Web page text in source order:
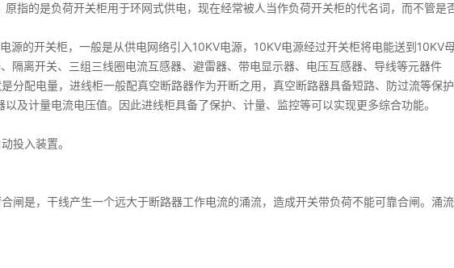
指的是负荷开关柜用于环网式供电，现在经常被人当作负荷开关柜的代名词，而不管是
源的开关柜，一般是从供电网络引入10KV电源，10KV电源经过开关柜将电能送到10KV
、隔离开关、三组三线圈电流互感器、避雷器、带电显示器、电压互感器、导线等元器件
是分配电量，进线柜一般配真空断路器作为开断之用，真空断路器具备短路、防过流等
及计量电流电压值。因此进线柜具备了保护、计量、监控等可以实现更多综合功能。
投入装置。
是，干线产生一个远大于断路器工作电流的涌流，造成开关带负荷不能可靠合闸。涌